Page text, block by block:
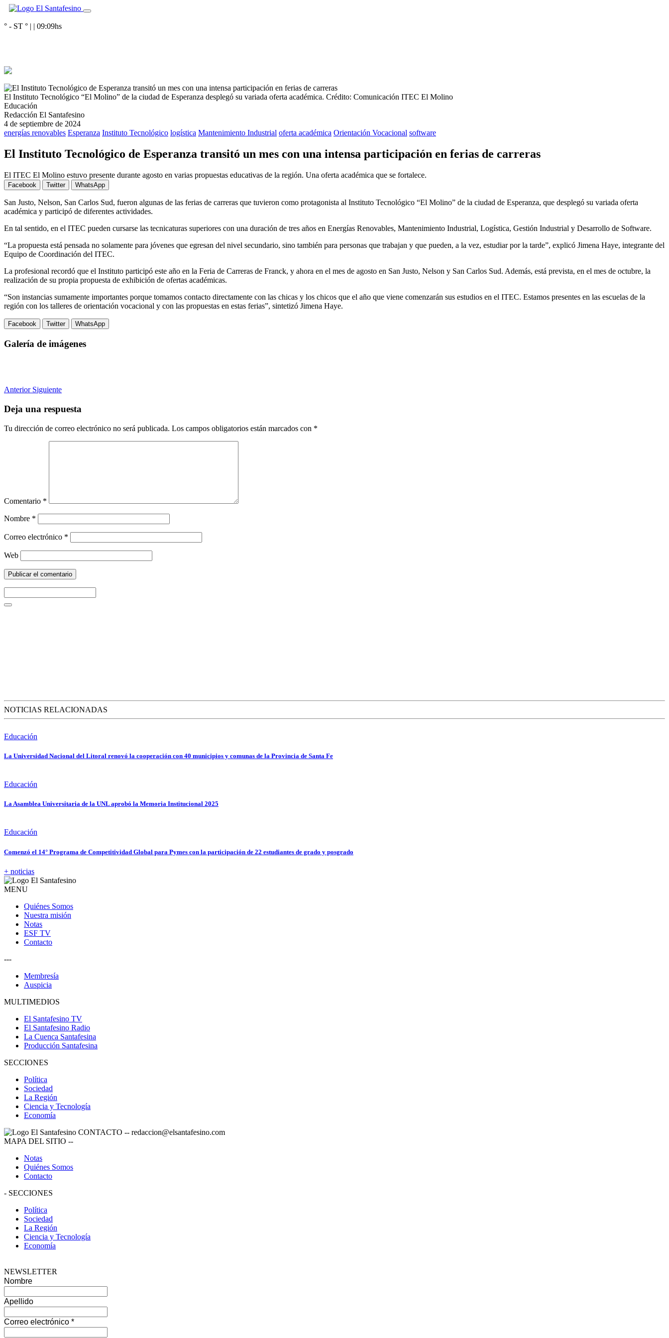
° - ST ° | | 09:09hs
El Instituto Tecnológico “El Molino” de la ciudad de Esperanza desplegó su variada oferta académica. Crédito: Comunicación ITEC El Molino
Educación
Redacción El Santafesino
4 de septiembre de 2024
energías renovables Esperanza Instituto Tecnológico logística Mantenimiento Industrial oferta académica Orientación Vocacional software
El Instituto Tecnológico de Esperanza transitó un mes con una intensa participación en ferias de carreras
El ITEC El Molino estuvo presente durante agosto en varias propuestas educativas de la región. Una oferta académica que se fortalece.
Facebook Twitter WhatsApp
San Justo, Nelson, San Carlos Sud, fueron algunas de las ferias de carreras que tuvieron como protagonista al Instituto Tecnológico “El Molino” de la ciudad de Esperanza, que desplegó su variada oferta
académica y participó de diferentes actividades.
En tal sentido, en el ITEC pueden cursarse las tecnicaturas superiores con una duración de tres años en Energías Renovables, Mantenimiento Industrial, Logística, Gestión Industrial y Desarrollo de Software.
“La propuesta está pensada no solamente para jóvenes que egresan del nivel secundario, sino también para personas que trabajan y que pueden, a la vez, estudiar por la tarde”, explicó Jimena Haye, integrante del
Equipo de Coordinación del ITEC.
La profesional recordó que el Instituto participó este año en la Feria de Carreras de Franck, y ahora en el mes de agosto en San Justo, Nelson y San Carlos Sud. Además, está prevista, en el mes de octubre, la
realización de su propia propuesta de exhibición de ofertas académicas.
“Son instancias sumamente importantes porque tomamos contacto directamente con las chicas y los chicos que el año que viene comenzarán sus estudios en el ITEC. Estamos presentes en las escuelas de la
región con los talleres de orientación vocacional y con las propuestas en estas ferias”, sintetizó Jimena Haye.
Facebook Twitter WhatsApp
Galería de imágenes
Anterior Siguiente
Deja una respuesta
Tu dirección de correo electrónico no será publicada. Los campos obligatorios están marcados con *
Comentario *
Nombre *
Correo electrónico *
Web
NOTICIAS RELACIONADAS
Educación
La Universidad Nacional del Litoral renovó la cooperación con 40 municipios y comunas de la Provincia de Santa Fe
Educación
La Asamblea Universitaria de la UNL aprobó la Memoria Institucional 2025
Educación
Comenzó el 14° Programa de Competitividad Global para Pymes con la participación de 22 estudiantes de grado y posgrado
+ noticias
MENU
Quiénes Somos
Nuestra misión
Notas
ESF TV
Contacto
---
Membresía
Auspicia
MULTIMEDIOS
El Santafesino TV
El Santafesino Radio
La Cuenca Santafesina
Producción Santafesina
SECCIONES
Política
Sociedad
La Región
Ciencia y Tecnología
Economía
CONTACTO -- redaccion@elsantafesino.com
MAPA DEL SITIO --
Notas
Quiénes Somos
Contacto
- SECCIONES
Política
Sociedad
La Región
Ciencia y Tecnología
Economía
NEWSLETTER
Nombre
Apellido
Correo electrónico *